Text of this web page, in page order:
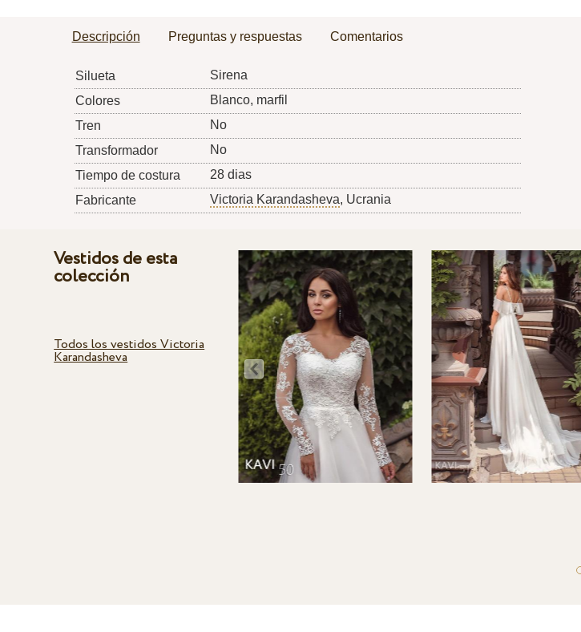
Descripción Preguntas y respuestas Comentarios
Silueta
Sirena
Colores
Blanco, marfil
Tren
No
Transformador
No
Tiempo de costura
28 dias
Fabricante
Victoria Karandasheva, Ucrania
Vestidos de esta
colección
Todos los vestidos Victoria
Karandasheva